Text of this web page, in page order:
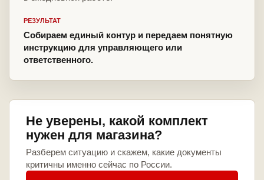
РЕЗУЛЬТАТ
Собираем единый контур и передаем понятную
инструкцию для управляющего или
ответственного.
Не уверены, какой комплект
нужен для магазина?
Разберем ситуацию и скажем, какие документы
критичны именно сейчас по России.